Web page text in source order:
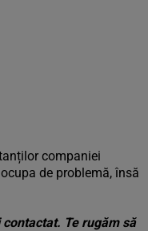
companiei
de problemă, însă
Te rugăm să